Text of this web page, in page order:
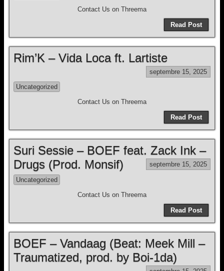
Contact Us on Threema
Read Post
Rim’K – Vida Loca ft. Lartiste
septembre 15, 2025
Uncategorized
Contact Us on Threema
Read Post
Suri Sessie – BOEF feat. Zack Ink –
Drugs (Prod. Monsif)
septembre 15, 2025
Uncategorized
Contact Us on Threema
Read Post
BOEF – Vandaag (Beat: Meek Mill –
Traumatized, prod. by Boi-1da)